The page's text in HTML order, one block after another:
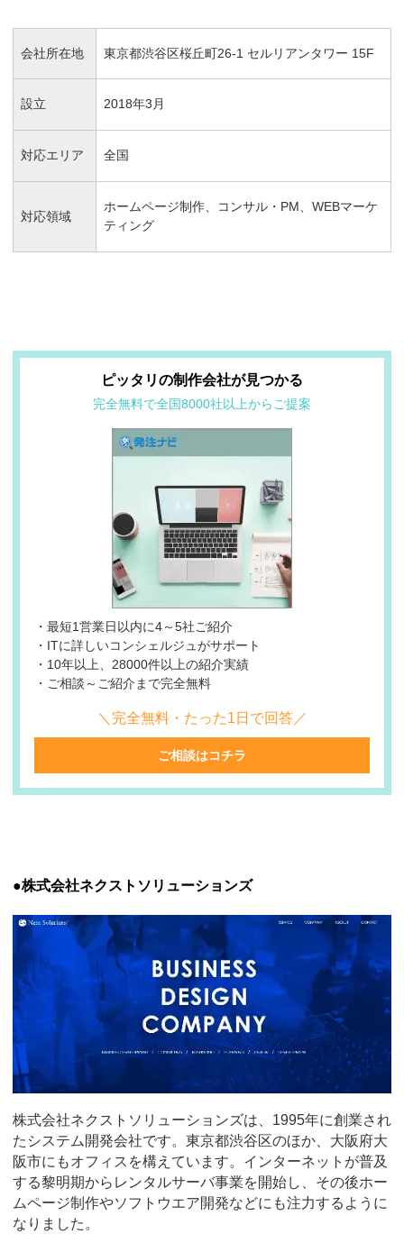
会社所在地 東京都渋谷区桜丘町26-1 セルリアンタワー 15F
設立 2018年3月
対応エリア 全国
対応領域
ホームページ制作、コンサル・PM、WEBマーケ
ティング
ピッタリの制作会社が見つかる
完全無料で全国8000社以上からご提案
・最短1営業日以内に4～5社ご紹介
・ITに詳しいコンシェルジュがサポート
・10年以上、28000件以上の紹介実績
・ご相談～ご紹介まで完全無料
＼完全無料・たった1日で回答／
ご相談はコチラ
●株式会社ネクストソリューションズ
株式会社ネクストソリューションズは、1995年に創業され
たシステム開発会社です。東京都渋谷区のほか、大阪府大
阪市にもオフィスを構えています。インターネットが普及
する黎明期からレンタルサーバ事業を開始し、その後ホー
ムページ制作やソフトウエア開発などにも注力するように
なりました。